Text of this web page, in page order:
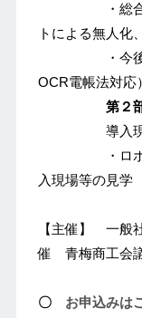
・総合情報
トによる無人化
・今後のDX
OCR電帳法対応）
第２
導入現場見
・ロボット
入現場等の見学
【主催】 一般
催 青梅商工会
〇 お申込みは